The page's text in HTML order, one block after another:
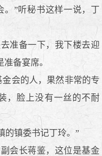
。”听秘书这样一说，丁
准备一下，我下楼去迎
备宴席。
会的人，果然非常的专
，脸上没有一丝的不耐
镇委书记丁玲。”
会长蒋鉴，这位是基金